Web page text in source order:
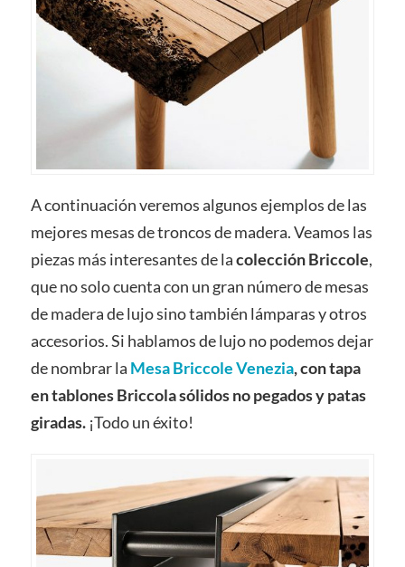
A continuación veremos algunos ejemplos de las
mejores mesas de troncos de madera. Veamos las
piezas más interesantes de lacolección Briccole,
que no solo cuenta con un gran número de mesas
de madera de lujo sino también lámparas y otros
accesorios. Si hablamos de lujo no podemos dejar
de nombrar la Mesa Briccole Venezia, con tapa
en tablones Briccola sólidos no pegados y patas
giradas.¡Todo un éxito!